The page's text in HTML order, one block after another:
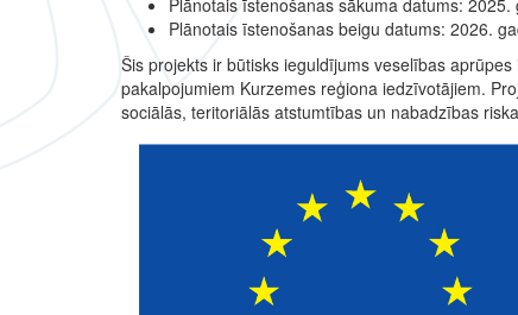
Plānotais īstenošanas sākuma datums: 2025.
Plānotais īstenošanas beigu datums: 2026.
Šis projekts ir būtisks ieguldījums veselības
pakalpojumiem Kurzemes reģiona iedzīvotājiem.
sociālās, teritoriālās atstumtības un nabadzības